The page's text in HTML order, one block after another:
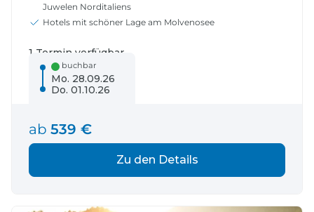
Juwelen Norditaliens
Hotels mit schöner Lage am Molvenosee
buchbar
Mo. 28.09.26
Do. 01.10.26
1 Termin verfügbar
ab 539 €
Zu den Details